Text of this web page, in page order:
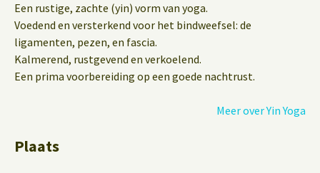
Een rustige, zachte (yin) vorm van yoga.
Voedend en versterkend voor het bindweefsel: de
ligamenten, pezen, en fascia.
Kalmerend, rustgevend en verkoelend.
Een prima voorbereiding op een goede nachtrust.
Meer over Yin Yoga
Plaats